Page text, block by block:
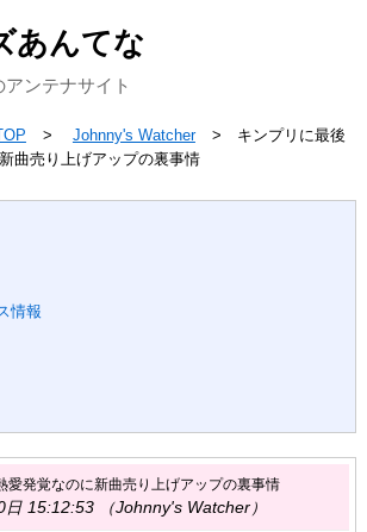
あんてな
ンテナサイト
Johnny's Watcher
キンプリに最後
曲売り上げアップの裏事情
情報
愛発覚なのに新曲売り上げアップの裏事情
15:12:53 （Johnny's Watcher）